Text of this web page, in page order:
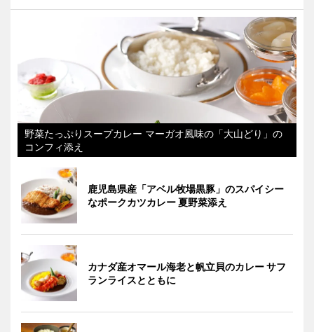
野菜たっぷりスープカレー マーガオ風味の「大山どり」の
コンフィ添え
鹿児島県産「アベル牧場黒豚」のスパイシー
なポークカツカレー 夏野菜添え
カナダ産オマール海老と帆立貝のカレー サフ
ランライスとともに